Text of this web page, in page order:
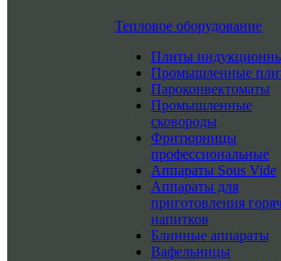
Тепловое оборудование
Плиты
Промышленные
Пароконвектоматы
Промышленные
сковороды
Фритюрницы
профессиональные
Аппараты Sous Vide
Аппараты для
приготовления
напитков
Блинные аппараты
Вафельницы